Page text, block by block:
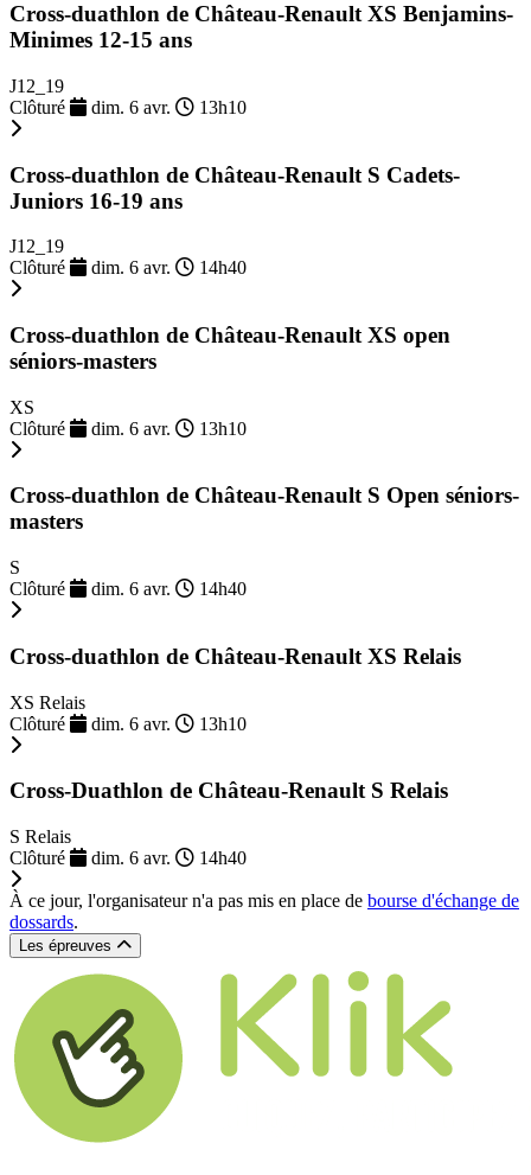
Cross-duathlon de Château-Renault XS Benjamins-
Minimes 12-15 ans
J12_19
Clôturé
dim. 6 avr. 13h10
Cross-duathlon de Château-Renault S Cadets-
Juniors 16-19 ans
J12_19
Clôturé
dim. 6 avr. 14h40
Cross-duathlon de Château-Renault XS open
séniors-masters
XS
Clôturé
dim. 6 avr. 13h10
Cross-duathlon de Château-Renault S Open séniors-
masters
S
Clôturé
dim. 6 avr. 14h40
Cross-duathlon de Château-Renault XS Relais
XS Relais
Clôturé
dim. 6 avr. 13h10
Cross-Duathlon de Château-Renault S Relais
S Relais
Clôturé
dim. 6 avr. 14h40
À ce jour, l'organisateur n'a pas mis en place de bourse d'échange de
dossards.
Les épreuves